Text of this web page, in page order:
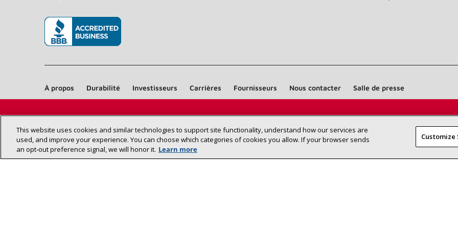
Trouvez un dépositaire Lennox près
de chez vous
À propos Durabilité Investisseurs Carrières Fournisseurs Nous contacter Salle de presse
Déclaration
This website uses cookies and similar technologies to support site functionality, understand how our services are
used, and improve your experience. You can choose which categories of cookies you allow. If your browser sends
an opt‑out preference signal, we will honor it. Learn more